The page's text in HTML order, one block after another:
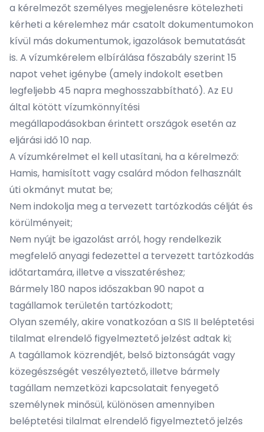
a kérelmezőt személyes megjelenésre kötelezheti
kérheti a kérelemhez már csatolt dokumentumokon
kívül más dokumentumok, igazolások bemutatását
is. A vízumkérelem elbírálása főszabály szerint 15
napot vehet igénybe (amely indokolt esetben
legfeljebb 45 napra meghosszabbítható). Az EU
által kötött vízumkönnyítési
megállapodásokban érintett országok esetén az
eljárási idő 10 nap.
A vízumkérelmet el kell utasítani, ha a kérelmező:
Hamis, hamisított vagy csalárd módon felhasznált
úti okmányt mutat be;
Nem indokolja meg a tervezett tartózkodás célját és
körülményeit;
Nem nyújt be igazolást arról, hogy rendelkezik
megfelelő anyagi fedezettel a tervezett tartózkodás
időtartamára, illetve a visszatéréshez;
Bármely 180 napos időszakban 90 napot a
tagállamok területén tartózkodott;
Olyan személy, akire vonatkozóan a SIS II beléptetési
tilalmat elrendelő figyelmeztető jelzést adtak ki;
A tagállamok közrendjét, belső biztonságát vagy
közegészségét veszélyeztető, illetve bármely
tagállam nemzetközi kapcsolatait fenyegető
személynek minősül, különösen amennyiben
beléptetési tilalmat elrendelő figyelmeztető jelzés